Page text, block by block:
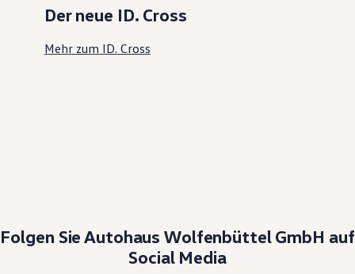
Der neue ID. Cross
Mehr zum ID. Cross
Folgen Sie Autohaus Wolfenbüttel GmbH auf
Social Media